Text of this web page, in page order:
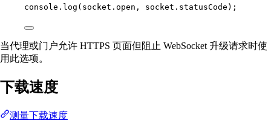
console. log (socket.open, socket.statusCode);
当代理或门户允许 HTTPS 页面但阻止 WebSocket 升级请求时使
用此选项。
下载速度
测量下载速度